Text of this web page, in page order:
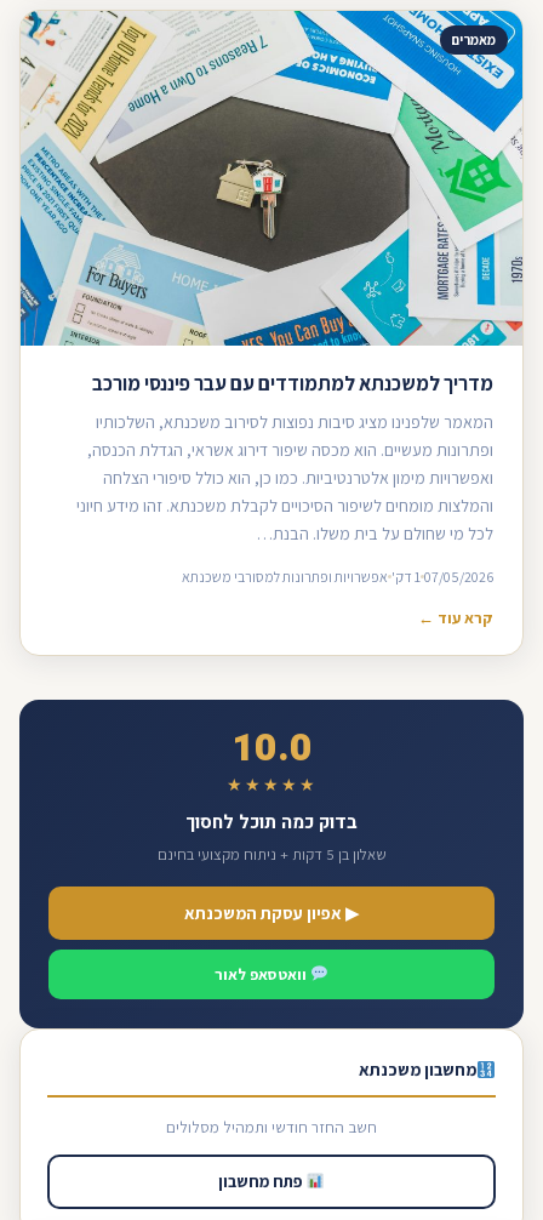
מאמרים
מדריך למשכנתא למתמודדים עם עבר פיננסי מורכב
המאמר שלפנינו מציג סיבות נפוצות לסירוב משכנתא, השלכותיו
ופתרונות מעשיים. הוא מכסה שיפור דירוג אשראי, הגדלת הכנסה,
ואפשרויות מימון אלטרנטיביות. כמו כן, הוא כולל סיפורי הצלחה
והמלצות מומחים לשיפור הסיכויים לקבלת משכנתא. זהו מידע חיוני
לכל מי שחולם על בית משלו. הבנת…
07/05/2026 1 דק' אפשרויות ופתרונות למסורבי משכנתא
קרא עוד ←
10.0
★★★★★
בדוק כמה תוכל לחסוך
שאלון בן 5 דקות + ניתוח מקצועי בחינם
▶ אפיון עסקת המשכנתא
וואטסאפ לאור
מחשבון משכנתא
חשב החזר חודשי ותמהיל מסלולים
פתח מחשבון